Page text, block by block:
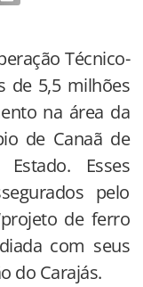
Técnico-
de 5,5 milhões
na área da
de Canaã de
Esses
pelo
de ferro
com seus
do Carajás.